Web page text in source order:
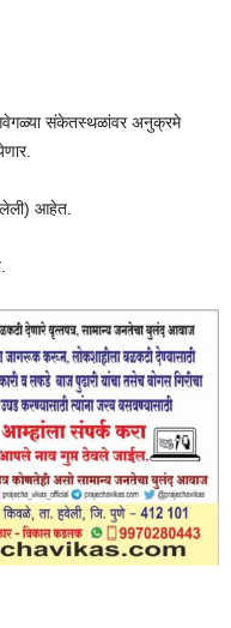
संकेतस्थळांवर अनुक्रमे
आहेत.